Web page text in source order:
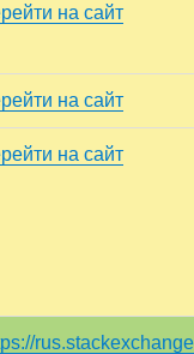
на сайт
на сайт
на сайт